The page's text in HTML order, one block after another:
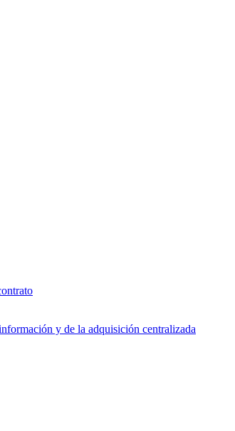
y de la adquisición centralizada